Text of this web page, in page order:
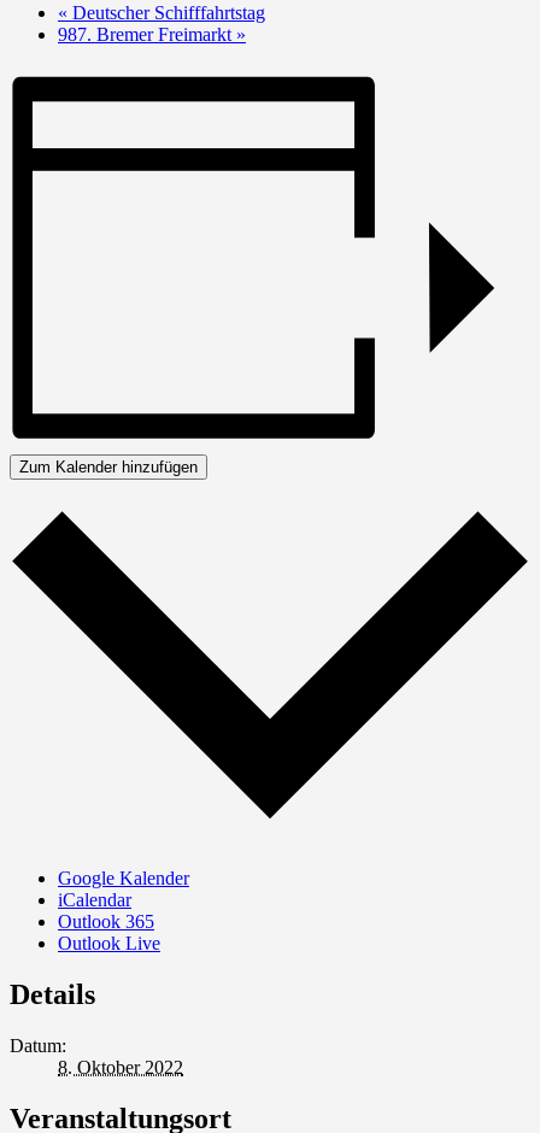
« Deutscher Schifffahrtstag
987. Bremer Freimarkt »
Zum Kalender hinzufügen
Google Kalender
iCalendar
Outlook 365
Outlook Live
Details
Datum:
8. Oktober 2022
Veranstaltungsort